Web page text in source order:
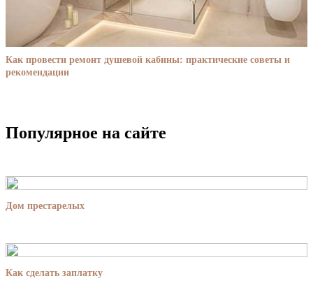
Как провести ремонт душевой кабины: практические советы и
рекомендации
Популярное на сайте
Дом престарелых
Как сделать заплатку